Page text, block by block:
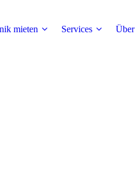
mieten Services